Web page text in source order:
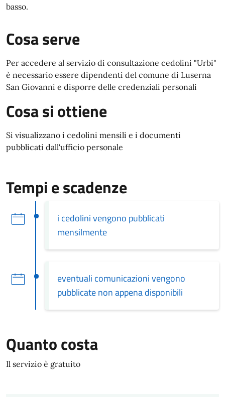
basso.
Cosa serve
Per accedere al servizio di consultazione cedolini "Urbi"
è necessario essere dipendenti del comune di Luserna
San Giovanni e disporre delle credenziali personali
Cosa si ottiene
Si visualizzano i cedolini mensili e i documenti
pubblicati dall'ufficio personale
Tempi e scadenze
i cedolini vengono pubblicati
mensilmente
eventuali comunicazioni vengono
pubblicate non appena disponibili
Quanto costa
Il servizio è gratuito